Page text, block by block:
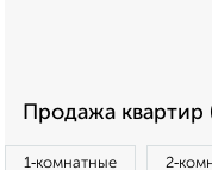
Продажа квартир
1‑комнатные